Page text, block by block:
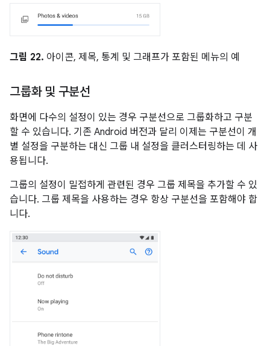
그림 22. 아이콘, 제목, 통계 및 그래프가 포함된 메뉴의 예
그룹화 및 구분선
화면에 다수의 설정이 있는 경우 구분선으로 그룹화하고 구분
할 수 있습니다. 기존 Android 버전과 달리 이제는 구분선이 개
별 설정을 구분하는 대신 그룹 내 설정을 클러스터링하는 데 사
용됩니다.
그룹의 설정이 밀접하게 관련된 경우 그룹 제목을 추가할 수 있
습니다. 그룹 제목을 사용하는 경우 항상 구분선을 포함해야 합
니다.